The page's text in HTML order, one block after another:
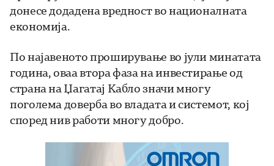
донесе додадена вредност во националната
економија.
По најавеното проширување во јули минатата
година, оваа втора фаза на инвестирање од
страна на Џагатај Кабло значи многу
поголема доверба во владата и системот, кој
според нив работи многу добро.